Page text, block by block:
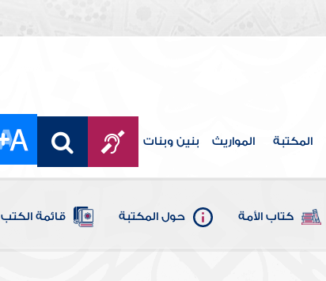
المكتبة المواريث بنين وبنات
كتاب الأمة حول المكتبة قائمة الكتب